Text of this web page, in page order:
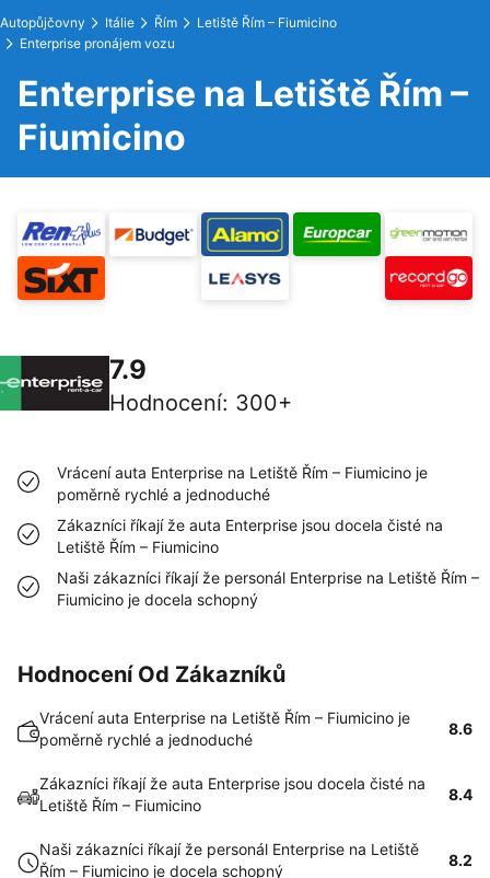
Autopůjčovny Itálie Řím
Letiště Řím – Fiumicino
Enterprise pronájem vozu
Enterprise na Letiště Řím –
Fiumicino
7.9
Hodnocení: 300+
Vrácení auta Enterprise na Letiště Řím – Fiumicino je
poměrně rychlé a jednoduché
Zákazníci říkají že auta Enterprise jsou docela čisté na
Letiště Řím – Fiumicino
Naši zákazníci říkají že personál Enterprise na Letiště Řím –
Fiumicino je docela schopný
Hodnocení Od Zákazníků
Vrácení auta Enterprise na Letiště Řím – Fiumicino je
poměrně rychlé a jednoduché
8.6
Zákazníci říkají že auta Enterprise jsou docela čisté na
Letiště Řím – Fiumicino
8.4
Naši zákazníci říkají že personál Enterprise na Letiště
Řím – Fiumicino je docela schopný
8.2